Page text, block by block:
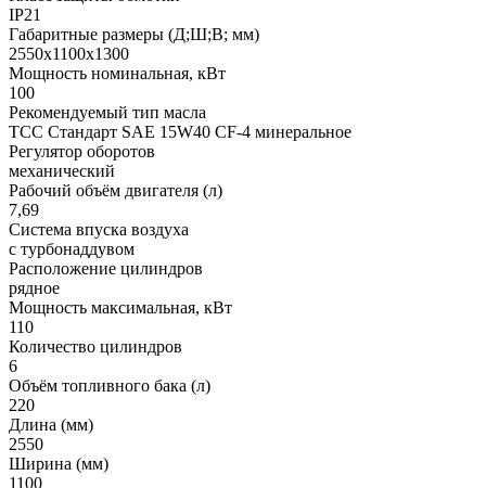
IP21
Габаритные размеры (Д;Ш;В; мм)
2550х1100х1300
Мощность номинальная, кВт
100
Рекомендуемый тип масла
ТСС Стандарт SAE 15W40 CF-4 минеральное
Регулятор оборотов
механический
Рабочий объём двигателя (л)
7,69
Система впуска воздуха
с турбонаддувом
Расположение цилиндров
рядное
Мощность максимальная, кВт
110
Количество цилиндров
6
Объём топливного бака (л)
220
Длина (мм)
2550
Ширина (мм)
1100